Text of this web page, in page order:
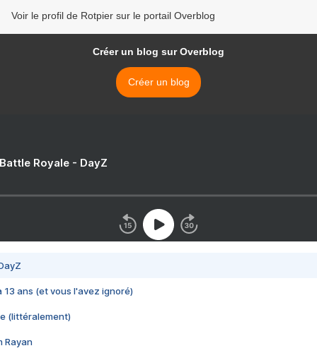
Voir le profil de Rotpier sur le portail Overblog
Créer un blog sur Overblog
Créer un blog
Royale - DayZ
13 ans (et vous l'avez ignoré)
(littéralement)
Rayan